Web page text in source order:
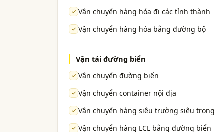
Vận chuyển hàng hóa đi các tỉnh thành
Vận chuyển hàng hóa bằng đường bộ
Vận tải đường biển
Vận chuyển đường biển
Vận chuyển container nội địa
Vận chuyển hàng siêu trường siêu trọng
Vận chuyển hàng LCL bằng đường biển